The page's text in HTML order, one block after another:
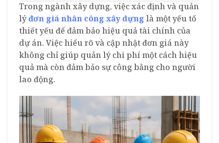
Trong ngành xây dựng, việc xác định và quản
lýđơn giá nhân công xây dựng là một yếu tố
thiết yếu để đảm bảo hiệu quả tài chính của
dự án. Việc hiểu rõ và cập nhật đơn giá này
không chỉ giúp quản lý chi phí một cách hiệu
quả mà còn đảm bảo sự công bằng cho người
lao động.